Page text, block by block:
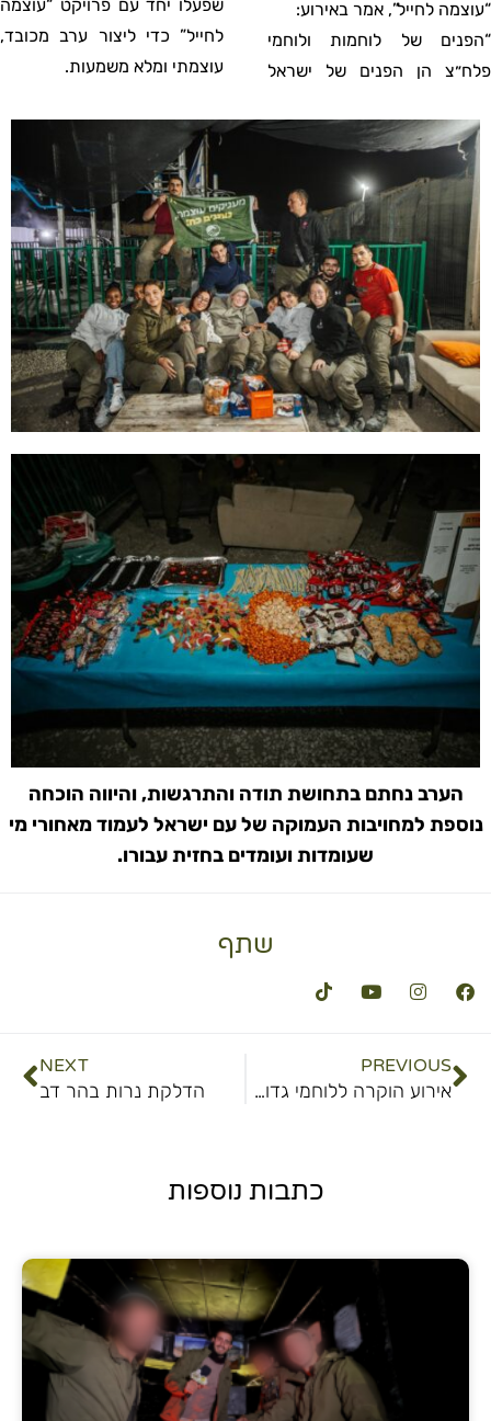
“עוצמה לחייל”, אמר באירוע:
“הפנים של לוחמות ולוחמי
פלח״צ הן הפנים של ישראל
שפעלו יחד עם פרויקט “עוצמה
לחייל” כדי ליצור ערב מכובד,
עוצמתי ומלא משמעות.
הערב נחתם בתחושת תודה והתרגשות, והיווה הוכחה
נוספת למחויבות העמוקה של עם ישראל לעמוד מאחורי מי
שעומדות ועומדים בחזית עבורו.
שתף
PREVIOUS
אירוע הוקרה ללוחמי גדוד איתי
NEXT
הדלקת נרות בהר דב
כתבות נוספות